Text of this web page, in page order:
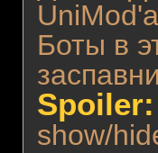
Боты в
show/